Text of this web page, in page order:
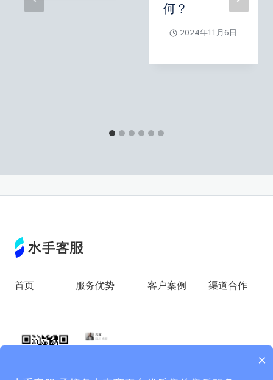
何？
2024年11月6日
首页 服务优势 客户案例 渠道合作
×